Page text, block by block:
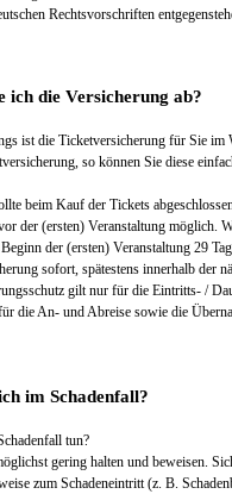
Rechtsvorschriften
ich die Versicherung ab?
ist die Ticketversicherung für Sie im
so können Sie diese
beim Kauf der Tickets
der (ersten) Veranstaltung möglich.
der (ersten) Veranstaltung 29
sofort, spätestens innerhalb der
gilt nur für die Eintritts- /
die An- und Abreise sowie die
im Schadenfall?
tun?
gering halten und beweisen.
zum Schadeneintritt (z. B.